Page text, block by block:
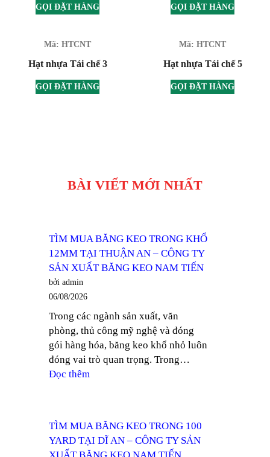
GỌI ĐẶT HÀNG GỌI ĐẶT HÀNG
Mã: HTCNT
Hạt nhựa Tái chế 3
GỌI ĐẶT HÀNG
Mã: HTCNT
Hạt nhựa Tái chế 5
GỌI ĐẶT HÀNG
BÀI VIẾT MỚI NHẤT
TÌM MUA BĂNG KEO TRONG KHỔ
12MM TẠI THUẬN AN – CÔNG TY
SẢN XUẤT BĂNG KEO NAM TIẾN
bởi admin
06/08/2026
Trong các ngành sản xuất, văn
phòng, thủ công mỹ nghệ và đóng
gói hàng hóa, băng keo khổ nhỏ luôn
đóng vai trò quan trọng. Trong…
Đọc thêm:
KEO
TRONG
TÌM MUA BĂNG KEO TRONG 100
YARD TẠI DĨ AN – CÔNG TY SẢN